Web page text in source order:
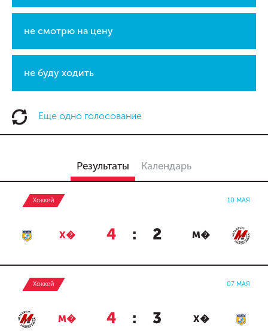
не смотрю на цену
не буду ходить
Еще одно голосование
Результаты Календарь
Хоккей 10 МАЯ
Х� 4 : 2 М�
Хоккей 07 МАЯ
М� 4 : 3 Х�